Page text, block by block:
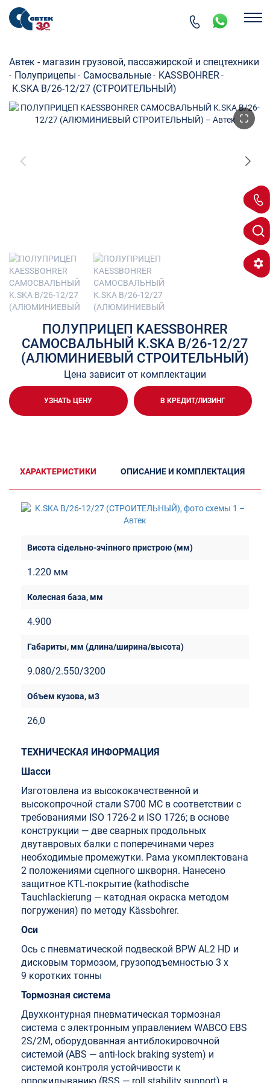
Автек - магазин грузовой, пассажирской и спецтехники
- Полуприцепы - Самосвальные- KASSBOHRER-
K.SKA B/26-12/27 (СТРОИТЕЛЬНЫЙ)
ПОЛУПРИЦЕП KAESSBOHRER
САМОСВАЛЬНЫЙ K.SKA B/26-12/27
(АЛЮМИНИЕВЫЙ СТРОИТЕЛЬНЫЙ)
Цена зависит от комплектации
УЗНАТЬ ЦЕНУ В КРЕДИТ/ЛИЗИНГ
ХАРАКТЕРИСТИКИ ОПИСАНИЕ И КОМПЛЕКТАЦИЯ
1.220 мм
4.900
9.080/2.550/3200
26,0
ТЕХНИЧЕСКАЯ ИНФОРМАЦИЯ
Шасси
Изготовлена из высококачественной и
высокопрочной стали S700 MC в соответствии с
требованиями ISO 1726-2 и ISO 1726; в основе
конструкции — две сварных продольных
двутавровых балки с поперечинами через
необходимые промежутки. Рама укомплектована
2 положениями сцепного шкворня. Нанесено
защитное KTL-покрытие (kathodische
Tauchlackierung — катодная окраска методом
погружения) по методу Kässbohrer.
Оси
Ось с пневматической подвеской BPW AL2 HD и
дисковым тормозом, грузоподъемностью 3 x
9 коротких тонны
Тормозная система
Двухконтурная пневматическая тормозная
система с электронным управлением WABCO EBS
2S/2M, оборудованная антиблокировочной
системой (ABS — anti-lock braking system) и
системой контроля устойчивости к